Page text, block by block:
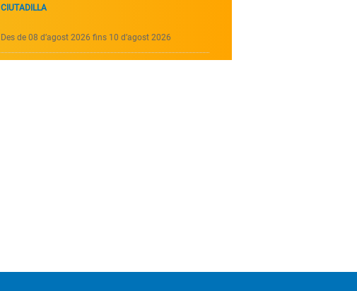
CIUTADILLA
Des de 08 d’agost 2026 fins 10 d’agost 2026